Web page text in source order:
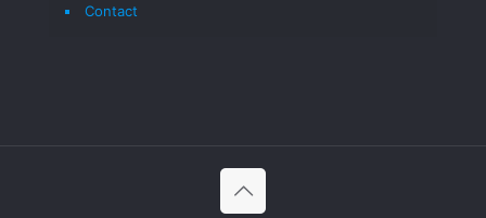
Contact